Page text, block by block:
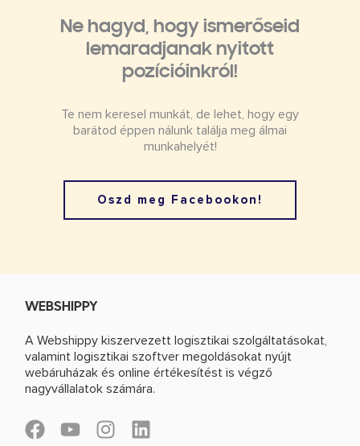
Ne hagyd, hogy ismerőseid
lemaradjanak nyitott
pozícióinkról!
Te nem keresel munkát, de lehet, hogy egy
barátod éppen nálunk találja meg álmai
munkahelyét!
Oszd meg Facebookon!
WEBSHIPPY
A Webshippy kiszervezett logisztikai szolgáltatásokat,
valamint logisztikai szoftver megoldásokat nyújt
webáruházak és online értékesítést is végző
nagyvállalatok számára.
F
Y
I
L